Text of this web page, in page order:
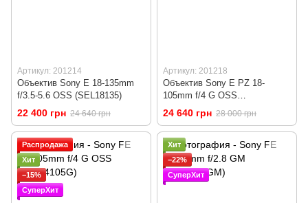
Артикул: 201214
Объектив Sony E 18-135mm
f/3.5-5.6 OSS (SEL18135)
22 400 грн 24 640 грн
Артикул: 201218
Объектив Sony E PZ 18-
105mm f/4 G OSS
(SELP18105G)
24 640 грн 28 000 грн
Распродажа
Хит
−15%
СуперХит
Хит
−22%
СуперХит